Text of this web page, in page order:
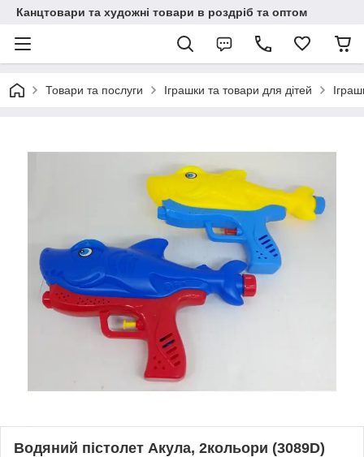
Канцтовари та художні товари в роздріб та оптом
Товари та послуги Іграшки та товари для дітей
Водяний пістолет Акула, 2кольори (3089D)